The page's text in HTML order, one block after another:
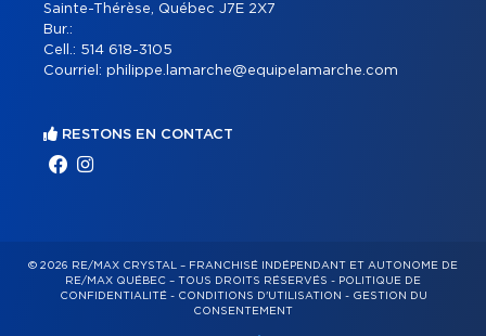
Sainte-Thérèse, Québec J7E 2X7
Bur.:
Cell.: 514 618-3105
Courriel: philippe.lamarche@equipelamarche.com
RESTONS EN CONTACT
© 2026 RE/MAX CRYSTAL – FRANCHISÉ INDÉPENDANT ET AUTONOME DE
RE/MAX QUÉBEC – TOUS DROITS RÉSERVÉS - POLITIQUE DE
CONFIDENTIALITÉ- CONDITIONS D'UTILISATION - GESTION DU
CONSENTEMENT